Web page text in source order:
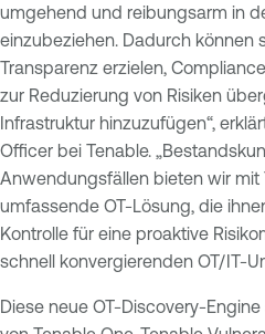
umgehend und reibungsarm in
einzubeziehen. Dadurch können
Transparenz erzielen,
zur Reduzierung von Risiken
Infrastruktur hinzuzufügen“,
Officer bei Tenable.
Anwendungsfällen bieten wir mit
umfassende OT-Lösung, die
Kontrolle für eine proaktive
schnell konvergierenden OT/IT-
Diese neue OT-Discovery-